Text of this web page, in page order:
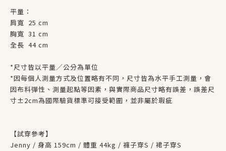
平量：
肩寬 25 cm
胸寬 31 cm
全長 44 cm
*尺寸皆以平量／公分為單位
*因每個人測量方式及位置略有不同，尺寸皆為水平手工測量，會
因布料彈性、測量起點等因素，與實際商品尺寸略有誤差，誤差尺
寸±2cm為國際驗貨標準可接受範圍，並非屬於瑕疵
【試穿參考】
Jenny / 身高 159cm / 體重 44kg / 褲子穿S / 裙子穿S